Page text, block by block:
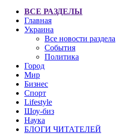
ВСЕ РАЗДЕЛЫ
Главная
Украина
Все новости раздела
События
Политика
Город
Мир
Бизнес
Спорт
Lifestyle
Шоу-биз
Наука
БЛОГИ ЧИТАТЕЛЕЙ